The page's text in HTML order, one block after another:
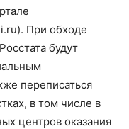
При обходе
будут
переписаться
в том числе в
центров оказания